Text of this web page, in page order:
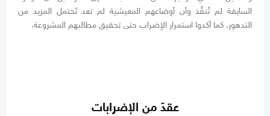
السابقة لم تُنفَّذ وأن أوضاعهم المعيشية لم تعد تَحتمل المزيد من
التدهور. كما أكدوا استمرار الإضراب حتى تحقيق مطالبهم المشروعة.
عقدً من الإضرابات